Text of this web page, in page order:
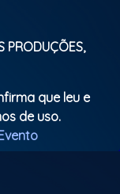
que leu e
de uso.